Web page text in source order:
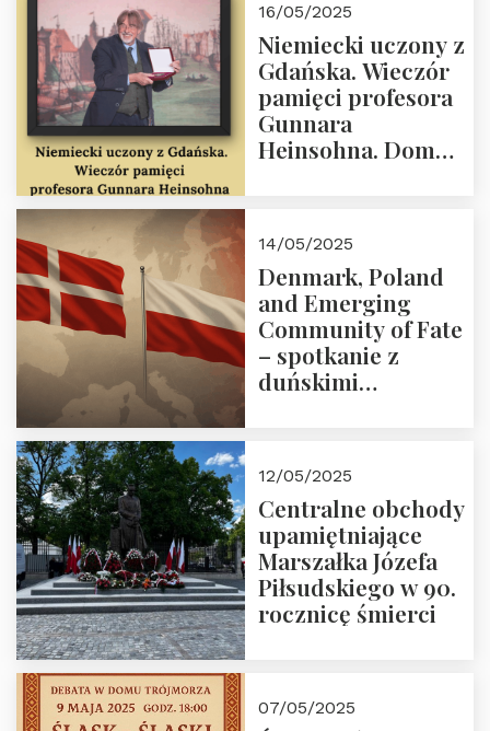
Dom Trójmorza 23
maja 2025 r. godz.
18:00.
16/05/2025
Niemiecki uczony z
Gdańska. Wieczór
pamięci profesora
Gunnara
Heinsohna. Dom
14/05/2025
Denmark, Poland
and Emerging
Community of Fate
– spotkanie z
duńskimi
12/05/2025
Centralne obchody
upamiętniające
Marszałka Józefa
Piłsudskiego w 90.
rocznicę śmierci
07/05/2025